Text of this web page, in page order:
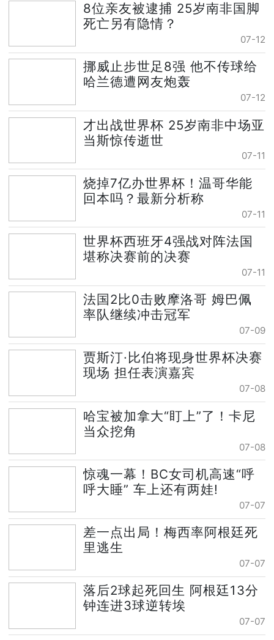
8位亲友被逮捕 25岁南非国脚
死亡另有隐情？
07-12
挪威止步世足8强 他不传球给
哈兰德遭网友炮轰
07-12
才出战世界杯 25岁南非中场亚
当斯惊传逝世
07-11
烧掉7亿办世界杯！温哥华能
回本吗？最新分析称
07-11
世界杯西班牙4强战对阵法国
堪称决赛前的决赛
07-11
法国2比0击败摩洛哥 姆巴佩
率队继续冲击冠军
07-09
贾斯汀·比伯将现身世界杯决赛
现场 担任表演嘉宾
07-08
哈宝被加拿大“盯上”了！卡尼
当众挖角
07-08
惊魂一幕！BC女司机高速“呼
呼大睡” 车上还有两娃!
07-07
差一点出局！梅西率阿根廷死
里逃生
07-07
落后2球起死回生 阿根廷13分
钟连进3球逆转埃
07-07